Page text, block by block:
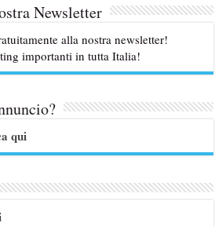
Newsletter
alla nostra newsletter!
importanti in tutta Italia!
qui